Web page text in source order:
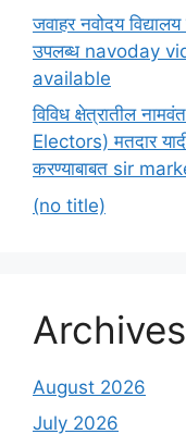
जवाहर नवोदय
उपलब्ध navoday
available
विविध क्षेत्रातील
Electors) मतदार
करण्याबाबत sir
(no title)
Archives
August 2026
July 2026